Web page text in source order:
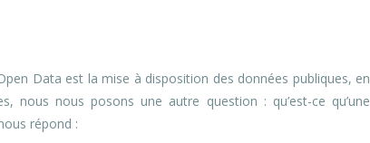
Data est la mise à disposition des données publiques, en
nous nous posons une autre question : qu’est-ce qu’une
répond :